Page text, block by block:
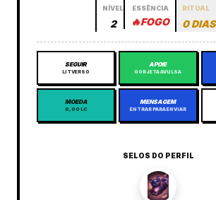
NÍVEL
2
ESSÊNCIA
🔥FOGO
RITUAL
0 DIAS
SEGUIR
LITVERSO
APOIE
GORJETA AVULSA
MOEDA
0,00 LC
MENSAGEM
ENTRAR PARA ENVIAR
SELOS DO PERFIL